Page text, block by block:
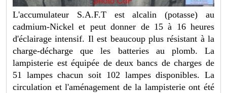
L'accumulateur S.A.F.T est alcalin (potasse) au
cadmium-Nickel et peut donner de 15 à 16 heures
d'éclairage intensif. Il est beaucoup plus résistant à la
charge-décharge que les batteries au plomb. La
lampisterie est équipée de deux bancs de charges de
51 lampes chacun soit 102 lampes disponibles. La
circulation et l'aménagement de la lampisterie ont été